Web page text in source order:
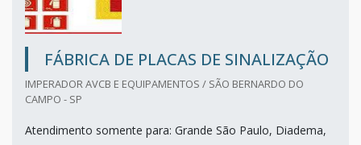
FÁBRICA DE PLACAS DE SINALIZAÇÃO
IMPERADOR AVCB E EQUIPAMENTOS / SÃO BERNARDO DO
CAMPO - SP
Atendimento somente para: Grande São Paulo, Diadema,